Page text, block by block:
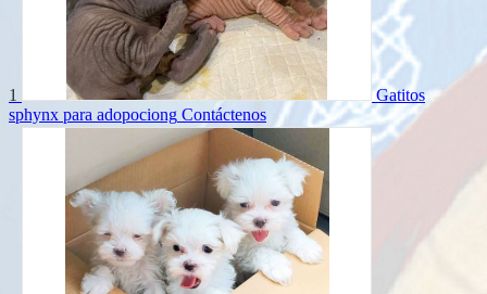
1
Gatitos
sphynx para adopociong Contáctenos